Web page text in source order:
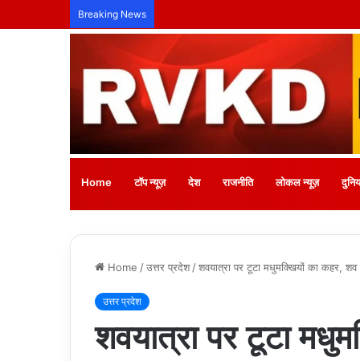
Breaking News
Home टॉप न्यूज़ देश राजनीति लोकल न्यूज़
Home /उत्तर प्रदेश /शवयात्रा पर टूटा मधुमक्खियों का कहर,
उत्तर प्रदेश
शवयात्रा पर टूटा